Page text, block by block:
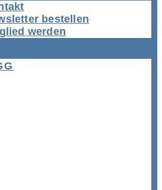
bestellen
werden